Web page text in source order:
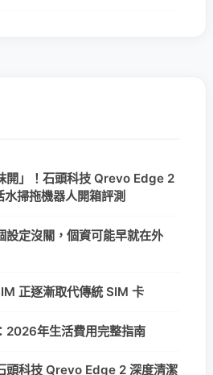
開」！石頭科技 Qrevo Edge 2
掃拖機器人開箱評測
設定沒關，個資可能早就在外
正逐漸取代傳統 SIM 卡
2026年生活費用完整指南
頭科技 Qrevo Edge 2 深度清潔